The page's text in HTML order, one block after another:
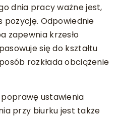
dnia pracy ważne jest,
pozycję. Odpowiednie
zapewnia krzesło
się do kształtu
rozkłada obciążenie
ustawienia
przy biurku jest także